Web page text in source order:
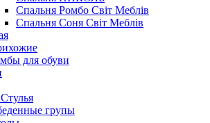
Спальня Ромбо Світ Меблів
Спальня Соня Світ Меблів
для обуви
групы